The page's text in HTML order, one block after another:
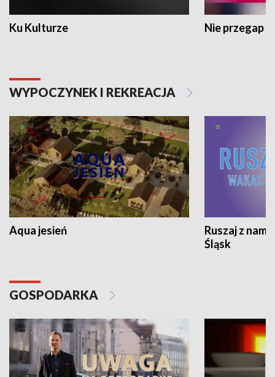
Ku Kulturze Nie przegap
WYPOCZYNEK I REKREACJA
Aqua jesień
Ruszaj z
Śląsk
GOSPODARKA